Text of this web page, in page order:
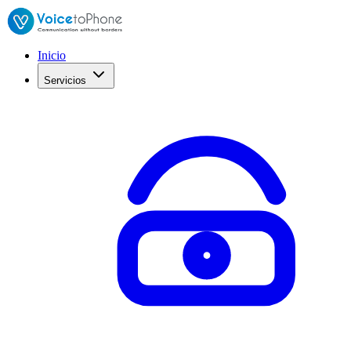
Inicio
Servicios